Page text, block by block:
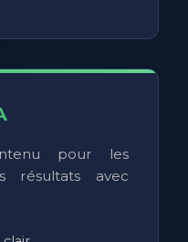
pour les
résultats avec